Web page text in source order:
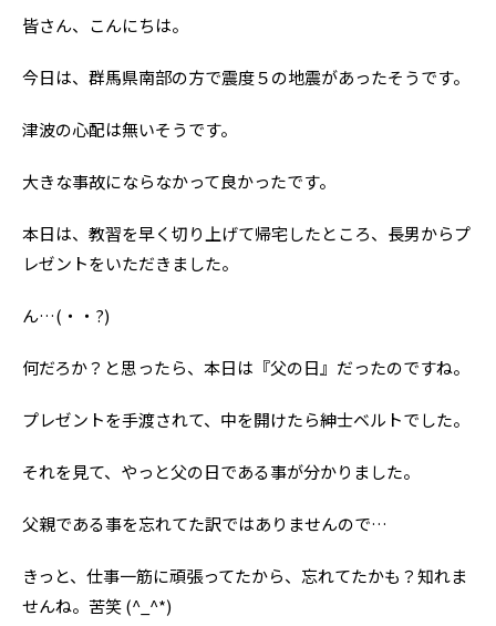
皆さん、こんにちは。
今日は、群馬県南部の方で震度５の地震があったそうです。
津波の心配は無いそうです。
大きな事故にならなかって良かったです。
本日は、教習を早く切り上げて帰宅したところ、長男からプ
レゼントをいただきました。
ん…(・・?)
何だろか？と思ったら、本日は『父の日』だったのですね。
プレゼントを手渡されて、中を開けたら紳士ベルトでした。
それを見て、やっと父の日である事が分かりました。
父親である事を忘れてた訳ではありませんので…
きっと、仕事一筋に頑張ってたから、忘れてたかも？知れま
せんね。苦笑 (^_^*)